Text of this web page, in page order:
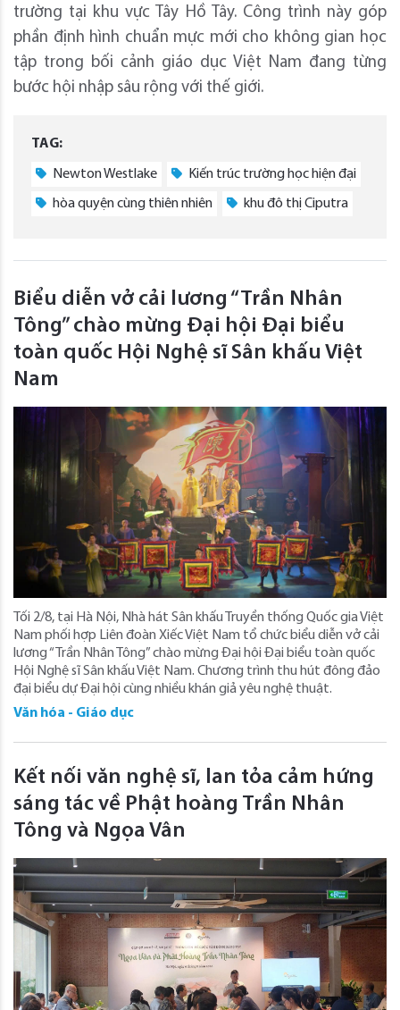
trường tại khu vực Tây Hồ Tây. Công trình này góp
phần định hình chuẩn mực mới cho không gian học
tập trong bối cảnh giáo dục Việt Nam đang từng
bước hội nhập sâu rộng với thế giới.
TAG:
Newton Westlake Kiến trúc trường học hiện đại
hòa quyện cùng thiên nhiên khu đô thị Ciputra
Biểu diễn vở cải lương “Trần Nhân
Tông” chào mừng Đại hội Đại biểu
toàn quốc Hội Nghệ sĩ Sân khấu Việt
Nam
Tối 2/8, tại Hà Nội, Nhà hát Sân khấu Truyền thống Quốc gia Việt
Nam phối hợp Liên đoàn Xiếc Việt Nam tổ chức biểu diễn vở cải
lương “Trần Nhân Tông” chào mừng Đại hội Đại biểu toàn quốc
Hội Nghệ sĩ Sân khấu Việt Nam. Chương trình thu hút đông đảo
đại biểu dự Đại hội cùng nhiều khán giả yêu nghệ thuật.
Văn hóa - Giáo dục
Kết nối văn nghệ sĩ, lan tỏa cảm hứng
sáng tác về Phật hoàng Trần Nhân
Tông và Ngọa Vân